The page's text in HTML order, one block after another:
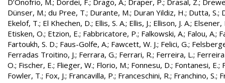
D’Onofrio, M.; Dordei, F.; Drago, A.; Draper, P.; Drasal, Z.;
Dünser, M.; du Pree, T.; Durante, M.; Duran Yildiz, H.; Dutta, S.;
Ekelof, T.; El Khechen, D.; Ellis, S. A.; Ellis, J.; Ellison, J. A.; Elsener,
Etisken, O.; Etzion, E.; Fabbricatore, P.; Falkowski, A.; Falou, A.;
Fartoukh, S. D.; Faus-Golfe, A.; Fawcett, W. J.; Felici, G.;
Ferradas Troitino, J.; Ferrara, G.; Ferrari, R.; Ferreira, L.;
O.; Fischer, E.; Flieger, W.; Florio, M.; Fonnesu, D.; Fontanesi, E.;
Fowler, T.; Fox, J.; Francavilla, P.; Franceschini, R.; Franchino, S.;